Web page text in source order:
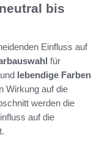
bis
Einfluss auf
für
lebendige Farben
Wirkung auf die
werden die
auf die